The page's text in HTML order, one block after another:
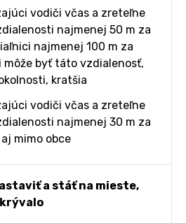
vodiči včas a zreteľne
najmenej 50 m za
najmenej 100 m za
môže byť táto vzdialenosť,
kratšia
vodiči včas a zreteľne
najmenej 30 m za
mimo obce
a stáť na mieste,